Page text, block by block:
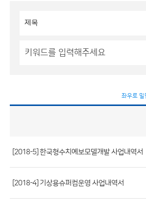
좌우로 밀
게
시
판
목
록
(번
호,
[2018-5] 한국형수치예보모델개발 사업내역서
[2018-4] 기상용슈퍼컴운영 사업내역서